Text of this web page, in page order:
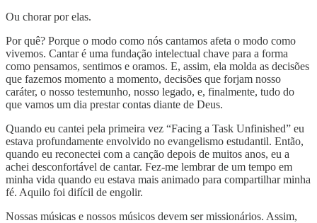
Ou chorar por elas.
Por quê? Porque o modo como nós cantamos afeta o modo como
vivemos. Cantar é uma fundação intelectual chave para a forma
como pensamos, sentimos e oramos. E, assim, ela molda as decisões
que fazemos momento a momento, decisões que forjam nosso
caráter, o nosso testemunho, nosso legado, e, finalmente, tudo do
que vamos um dia prestar contas diante de Deus.
Quando eu cantei pela primeira vez “Facing a Task Unfinished” eu
estava profundamente envolvido no evangelismo estudantil. Então,
quando eu reconectei com a canção depois de muitos anos, eu a
achei desconfortável de cantar. Fez-me lembrar de um tempo em
minha vida quando eu estava mais animado para compartilhar minha
fé. Aquilo foi difícil de engolir.
Nossas músicas e nossos músicos devem ser missionários. Assim,